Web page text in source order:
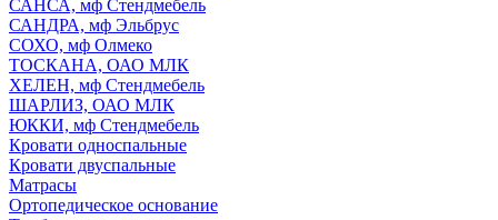
САНСА, мф Стендмебель
САНДРА, мф Эльбрус
СОХО, мф Олмеко
ТОСКАНА, ОАО МЛК
ХЕЛЕН, мф Стендмебель
ШАРЛИЗ, ОАО МЛК
ЮККИ, мф Стендмебель
Кровати односпальные
Кровати двуспальные
Матрасы
Ортопедическое основание